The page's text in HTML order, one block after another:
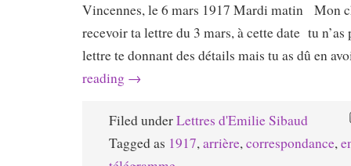
Vincennes, le 6 mars 1917 Mardi matin Mon
recevoir ta lettre du 3 mars, à cette date tu n’as
lettre te donnant des détails mais tu as dû en
reading →
Filed underLettres d'Emilie Sibaud
Tagged as 1917,arrière,correspondance,